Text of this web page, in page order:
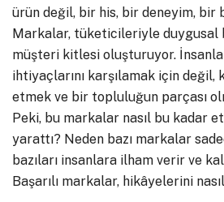
ürün değil, bir his, bir deneyim, bir
Markalar, tüketicileriyle duygusal
müşteri kitlesi oluşturuyor.
ihtiyaçlarını karşılamak için değil,
etmek ve bir topluluğun parçası
Peki, bu markalar nasıl bu kadar
yarattı? Neden bazı markalar
bazıları insanlara ilham verir ve
Başarılı markalar, hikâyelerini